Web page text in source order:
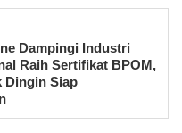
Dampingi Industri
Raih Sertifikat BPOM,
Dingin Siap